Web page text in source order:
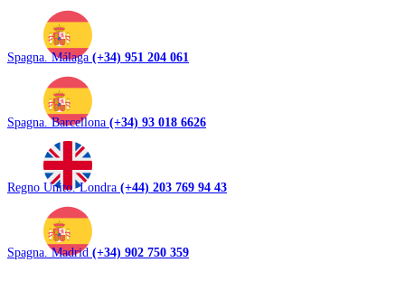
Spagna. Málaga (+34) 951 204 061
Spagna. Barcellona (+34) 93 018 6626
Regno Unito. Londra (+44) 203 769 94 43
Spagna. Madrid (+34) 902 750 359